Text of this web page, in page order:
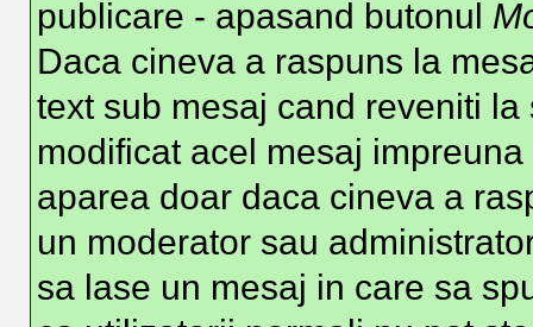
publicare - apasand butonul
Daca cineva a raspuns la
text sub mesaj cand reveniti
modificat acel mesaj
aparea doar daca cineva a
un moderator sau
sa lase un mesaj in care sa